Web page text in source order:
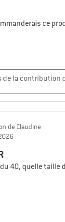
ce
de Claudine
40, quelle taille